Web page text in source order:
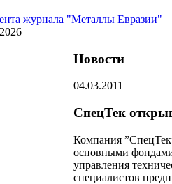
журнала "Металлы Евразии"
Новости
04.03.2011
СпецТек
Компания
основными
управления
специалистов